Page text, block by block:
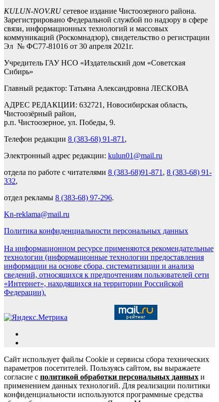
KULUN-NOV.RUсетевое издание Чистоозерного района.
Зарегистрировано Федеральной службой по надзору в сфере
связи, информационных технологий и массовых
коммуникаций (Роскомнадзор), свидетельство о регистрации
Эл № ФС77-81016 от 30 апреля 2021г.
Учредитель ГАУ НСО «Издательский дом «Советская
Сибирь»
Главный редактор: Татьяна Александровна ЛЕСКОВА
АДРЕС РЕДАКЦИИ: 632721, Новосибирская область,
Чистоозёрный район,
р.п. Чистоозерное, ул. Победы, 9.
Телефон редакции 8 (383-68) 91-871 ,
Электронный адрес редакции: kulun01@mail.ru
отдела по работе с читателями 8 (383-68)91-871 , 8 (383-68) 91-
332,
отдел рекламы 8 (383-68) 97-296.
Kn-reklama@mail.ru
Политика конфиденциальности персональных данных
На информационном ресурсе применяются рекомендательные
технологии (информационные технологии предоставления
информации на основе сбора, систематизации и анализа
сведений, относящихся к предпочтениям пользователей сети
«Интернет», находящихся на территории Российской
Федерации).
Сайт использует файлы Cookie и сервисы сбора технических
параметров посетителей. Пользуясь сайтом, вы выражаете
согласие с политикой обработки персональных данных и
применением данных технологий. Для реализации политики
конфиденциальности используются программные средства